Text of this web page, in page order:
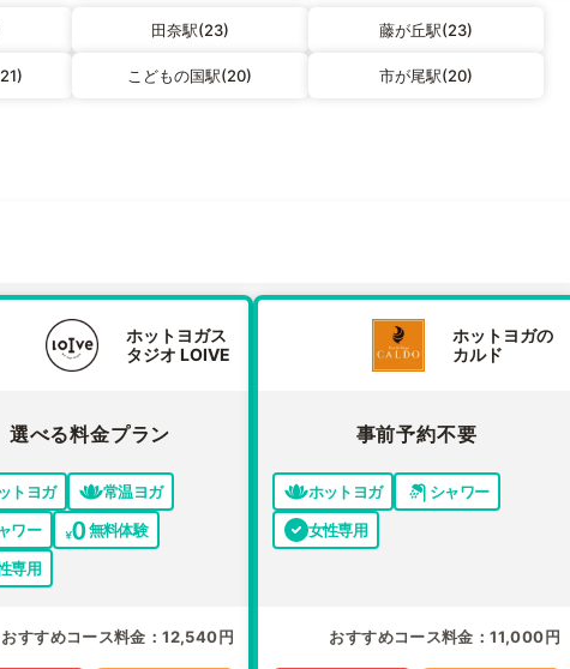
田奈駅(23) 藤が丘駅(23)
こどもの国駅(20) 市が尾駅(20)
ホットヨガス
タジオ LOIVE
選べる料金プラン
トヨガ
常温ヨガ
ワー
無料体験
専用
おすすめコース料金 12,540円
ホットヨガの
カルド
事前予約不要
ホットヨガ
シャワー
女性専用
おすすめコース料金 11,000円